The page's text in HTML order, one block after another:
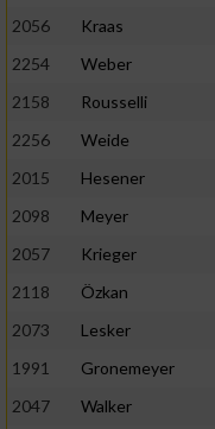
2056
Kraas
2254
Weber
2158
Rousselli
2256
Weide
2015
Hesener
2098
Meyer
2057
Krieger
2118
Özkan
2073
Lesker
1991
Gronemeyer
2047
Walker